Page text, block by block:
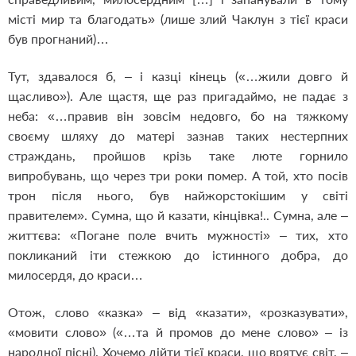
місті мир та благодать» (лише злий Чаклун з тієї краси
був прогнаний)…
Тут, здавалося б, – і казці кінець («…жили довго й
щасливо»). Але щастя, ще раз пригадаймо, не падає з
неба: «…правив він зовсім недовго, бо на тяжкому
своєму шляху до матері зазнав таких нестерпних
страждань, пройшов крізь таке люте горнило
випробувань, що через три роки помер. А той, хто посів
трон після нього, був найжорстокішим у світі
правителем». Сумна, що й казати, кінцівка!.. Сумна, але –
життєва: «Погане поле вчить мужності» – тих, хто
покликаний іти стежкою до істинного добра, до
милосердя, до краси…
Отож, слово «казка» – від «казати», «розказувати»,
«мовити слово» («…та й промов до мене слово» – із
народної пісні). Хочемо дійти тієї краси, що врятує світ, –